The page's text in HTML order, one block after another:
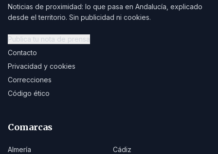
Noticias de proximidad: lo que pasa en Andalucía, explicado
desde el territorio. Sin publicidad ni cookies.
Publica tu nota de prensa
Contacto
Privacidad y cookies
Correcciones
Código ético
Comarcas
Almería
Cádiz